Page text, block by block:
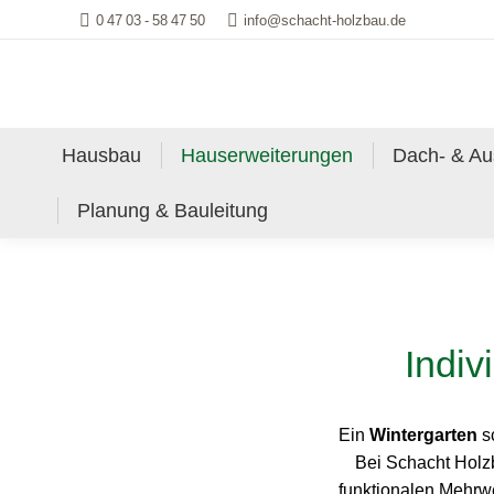
0 47 03 - 58 47 50 info@schacht-holzbau.de
Hausbau Hauserweiterungen Dach- &
Planung & Bauleitung
Ein Wintergarten
Bei Schacht
funktionalen